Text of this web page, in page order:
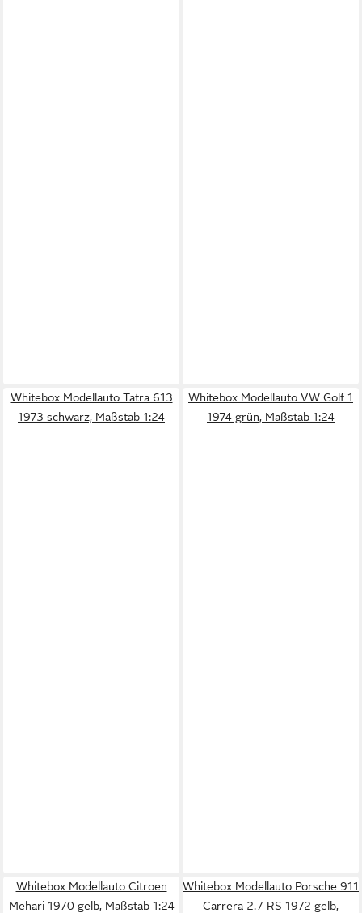
Whitebox Modellauto Tatra 613
1973 schwarz, Maßstab 1:24
Whitebox Modellauto VW Golf 1
1974 grün, Maßstab 1:24
Whitebox Modellauto Citroen
Mehari 1970 gelb, Maßstab 1:24
Whitebox Modellauto Porsche 911
Carrera 2.7 RS 1972 gelb,